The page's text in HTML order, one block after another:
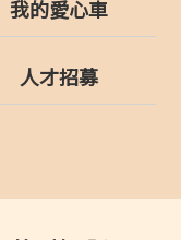
我的愛心車
人才招募